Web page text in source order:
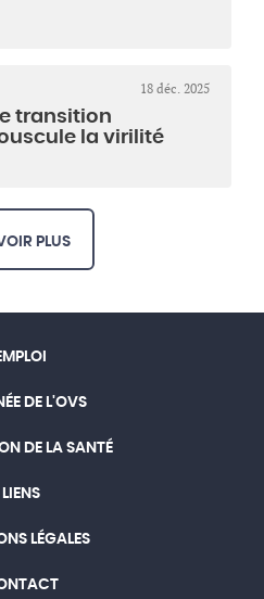
18 déc. 2025
transition
la virilité
PLUS
DE L'OVS
DE LA SANTÉ
LIENS
LÉGALES